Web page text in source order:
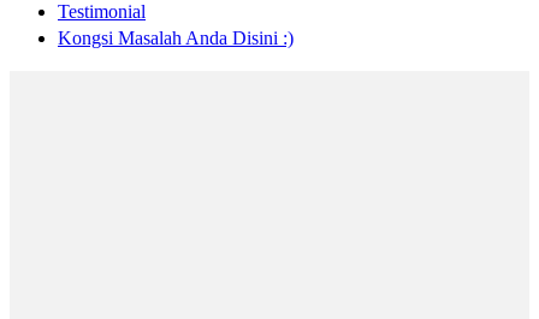
Testimonial
Kongsi Masalah Anda Disini :)